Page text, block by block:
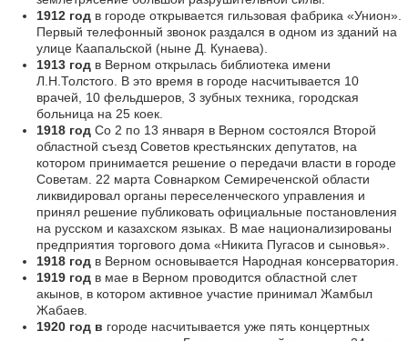
1912 год в городе открывается гильзовая фабрика «Унион».
Первый телефонный звонок раздался в одном из зданий на
улице Каапальской (ныне Д. Кунаева).
1913 год в Верном открылась библиотека имени
Л.Н.Толстого. В это время в городе насчитывается 10
врачей, 10 фельдшеров, 3 зубных техника, городская
больница на 25 коек.
1918 год Со 2 по 13 января в Верном состоялся Второй
областной съезд Советов крестьянских депутатов, на
котором принимается решение о передачи власти в городе
Советам. 22 марта Совнарком Семиреченской области
ликвидировал органы переселенческого управления и
принял решение публиковать официальные постановления
на русском и казахском языках. В мае национализированы
предприятия торгового дома «Никита Пугасов и сыновья».
1918 год в Верном основывается Народная консерватория.
1919 год в мае в Верном проводится областной слет
акынов, в котором активное участие принимал Жамбыл
Жабаев.
1920 год в городе насчитывается уже пять концертных